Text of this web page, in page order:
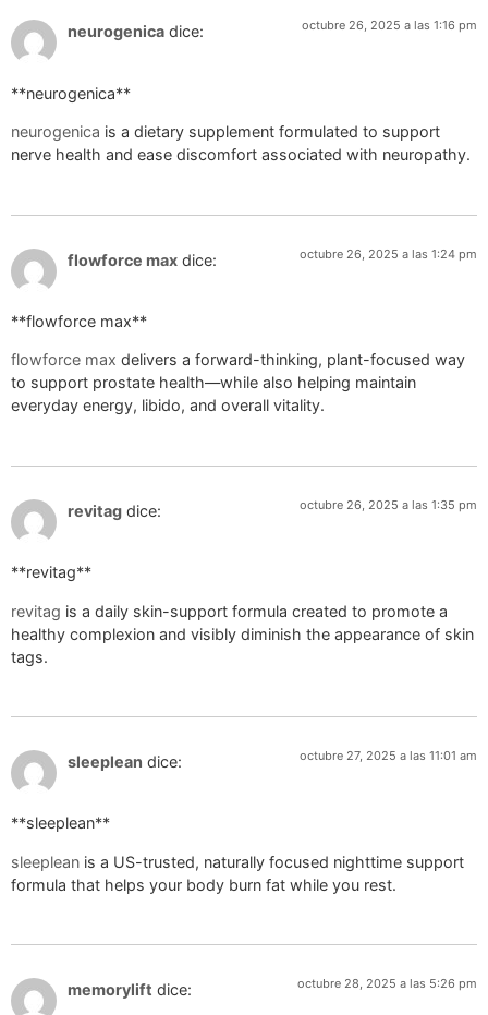
neurogenica dice: octubre 26, 2025 a las 1:16 pm
** neurogenica**
neurogenica is a dietary supplement formulated to support
nerve health and ease discomfort associated with neuropathy.
flowforce max dice: octubre 26, 2025 a las 1:24 pm
** flowforce max**
flowforce max delivers a forward-thinking, plant-focused way
to support prostate health—while also helping maintain
everyday energy, libido, and overall vitality.
revitag dice: octubre 26, 2025 a las 1:35 pm
**revitag**
revitag is a daily skin-support formula created to promote a
healthy complexion and visibly diminish the appearance of skin
tags.
sleeplean dice: octubre 27, 2025 a las 11:01 am
** sleeplean**
sleeplean is a US-trusted, naturally focused nighttime support
formula that helps your body burn fat while you rest.
memorylift dice: octubre 28, 2025 a las 5:26 pm